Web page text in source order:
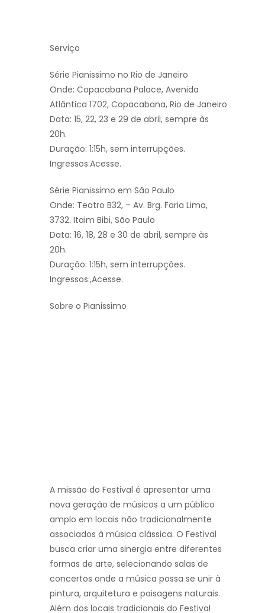
Serviço
Série Pianissimo no Rio de Janeiro
Onde: Copacabana Palace, Avenida
Atlântica 1702, Copacabana, Rio de Janeiro
Data: 15, 22, 23 e 29 de abril, sempre às
20h.
Duração: 1:15h, sem interrupções.
Ingressos:Acesse.
Série Pianissimo em São Paulo
Onde: Teatro B32, – Av. Brg. Faria Lima,
3732. Itaim Bibi, São Paulo
Data: 16, 18, 28 e 30 de abril, sempre às
20h.
Duração: 1:15h, sem interrupções.
Ingressos:,Acesse.
Sobre o Pianissimo
A missão do Festival é apresentar uma
nova geração de músicos a um público
amplo em locais não tradicionalmente
associados à música clássica. O Festival
busca criar uma sinergia entre diferentes
formas de arte, selecionando salas de
concertos onde a música possa se unir à
pintura, arquitetura e paisagens naturais.
Além dos locais tradicionais do Festival